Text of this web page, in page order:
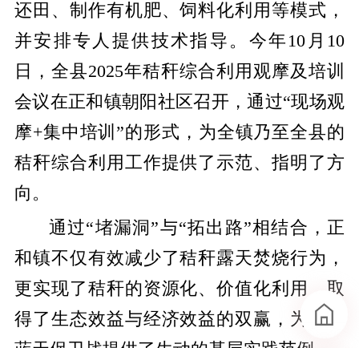
还田、制作有机肥、饲料化利用等模式，
并安排专人提供技术指导。今年10月10
日，全县2025年秸秆综合利用观摩及培训
会议在正和镇朝阳社区召开，通过“现场观
摩+集中培训”的形式，为全镇乃至全县的
秸秆综合利用工作提供了示范、指明了方
向。
通过“堵漏洞”与“拓出路”相结合，正
和镇不仅有效减少了秸秆露天焚烧行为，
更实现了秸秆的资源化、价值化利用，取
得了生态效益与经济效益的双赢，为全县